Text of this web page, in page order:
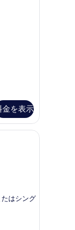
金を表示
エジプト綿のシーツ、
たはシング